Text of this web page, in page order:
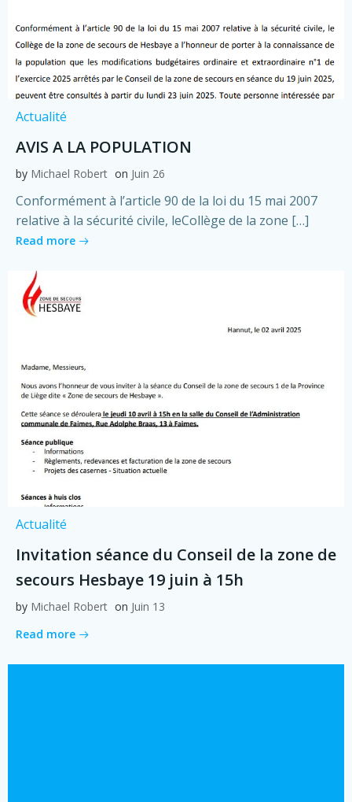
Actualité
AVIS A LA POPULATION
by Michael Robert on Juin 26
Conformément à l’article 90 de la loi du 15 mai 2007
relative à la sécurité civile, leCollège de la zone […]
Read more
Actualité
Invitation séance du Conseil de la zone de
secours Hesbaye 19 juin à 15h
by Michael Robert on Juin 13
Read more